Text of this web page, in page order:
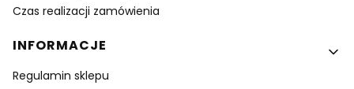
Czas realizacji zamówienia
INFORMACJE
Regulamin sklepu